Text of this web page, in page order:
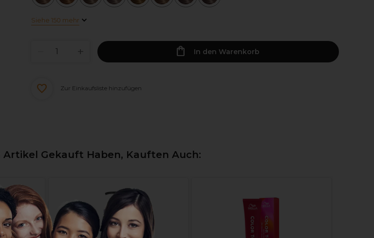
Siehe 150 mehr
In den Warenkorb
Zur Einkaufsliste hinzufügen
Artikel Gekauft Haben, Kauften Auch: